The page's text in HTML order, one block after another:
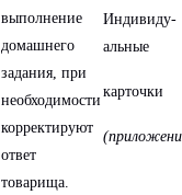
выполнение
домашнего
задания, при
необходимости
корректируют
ответ
товарища.
Индивиду-
альные
карточки